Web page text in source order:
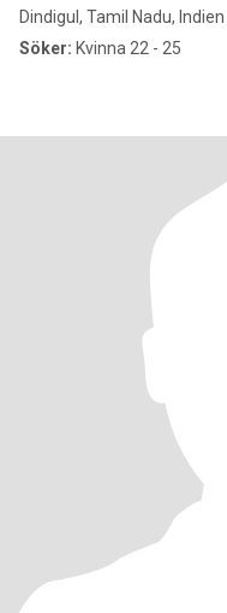
Dindigul, Tamil Nadu, Indien
Söker: Kvinna 22 - 25